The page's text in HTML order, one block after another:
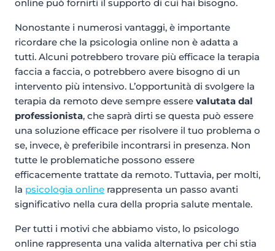
online può fornirti il supporto di cui hai bisogno.
Nonostante i numerosi vantaggi, è importante
ricordare che la psicologia online non è adatta a
tutti. Alcuni potrebbero trovare più efficace la terapia
faccia a faccia, o potrebbero avere bisogno di un
intervento più intensivo. L’opportunità di svolgere la
terapia da remoto deve sempre essere valutata dal
professionista, che saprà dirti se questa può essere
una soluzione efficace per risolvere il tuo problema o
se, invece, è preferibile incontrarsi in presenza. Non
tutte le problematiche possono essere
efficacemente trattate da remoto. Tuttavia, per molti,
la psicologia online rappresenta un passo avanti
significativo nella cura della propria salute mentale.
Per tutti i motivi che abbiamo visto, lo psicologo
online rappresenta una valida alternativa per chi stia